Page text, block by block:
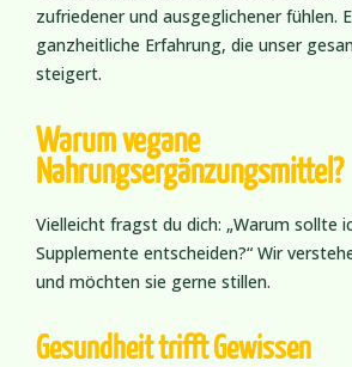
zufriedener und ausgeglichener fühlen.
ganzheitliche Erfahrung, die unser
steigert.
Warum vegane
Nahrungsergänzungsmittel?
Vielleicht fragst du dich: „Warum sollte
Supplemente entscheiden?“ Wir
und möchten sie gerne stillen.
Gesundheit trifft Gewissen